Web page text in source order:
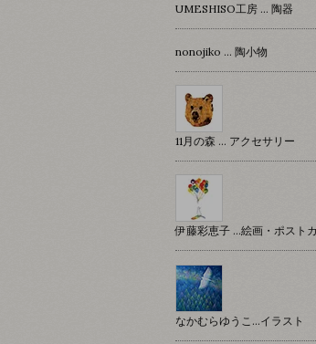
UMESHISO工房 … 陶器
nonojiko ... 陶小物
11月の森 … アクセサリー
伊藤彩恵子 …絵画・ポスト
なかむらゆうこ…イラスト